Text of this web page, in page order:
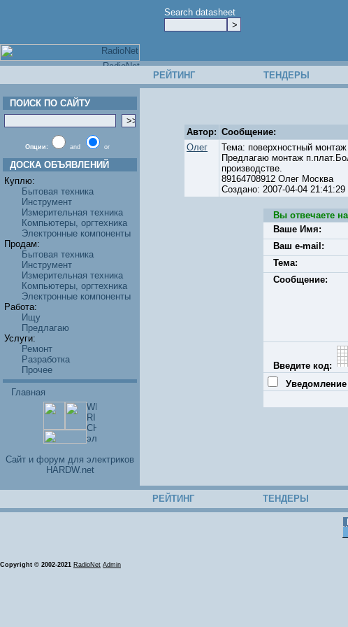
Search datasheet
РЕЙТИНГ ТЕНДЕРЫ
ПОИСК ПО САЙТУ
Опции: and or
ДОСКА ОБЪЯВЛЕНИЙ
Куплю:
Бытовая техника
Инструмент
Измерительная техника
Компьютеры, оргтехника
Электронные компоненты
Продам:
Бытовая техника
Инструмент
Измерительная техника
Компьютеры, оргтехника
Электронные компоненты
Работа:
Ищу
Предлагаю
Услуги:
Ремонт
Разработка
Прочее
Главная
Cайт и форум для электриков
HARDW.net
Автор: Сообщение:
Олег
Тема: поверхностный монтаж
Предлагаю монтаж
производстве.
89164708912 Олег Москва
Создано: 2007-04-04
Вы отвечаете
Ваше Имя:
Ваш e-mail:
Тема:
Сообщение:
Введите код:
РЕЙТИНГ ТЕНДЕРЫ
Copyright © 2002-2021 RadioNet Admin